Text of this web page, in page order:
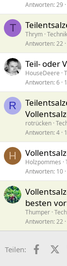
Antworten 29
T
Thrym Technik
Antworten 22
Teil- oder
HouseDeere
Antworten 6
R
rotrücken
Antworten 4
H
Holzpommes
Antworten 10
besten vor
Thumper
Antworten 22
Teilen: